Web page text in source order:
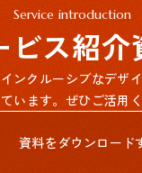
Service introduction
ビス紹介
ンクルーシブなデザ
います。ぜひご活用く
資料をダウンロード